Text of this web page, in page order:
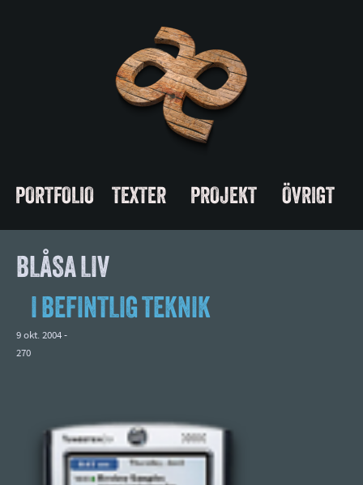
PORTFOLIO TEXTER PROJEKT ÖVRIGT
BLÅSA LIV
I BEFINTLIG TEKNIK
9 okt. 2004 -
270